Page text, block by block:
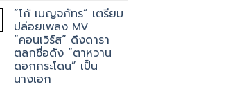
“โก้ เบญจภัทร” เตรียม
ปล่อยเพลง MV
“คอนเวิร์ส” ดึงดารา
ตลกชื่อดัง “ตาหวาน
ดอกกระโดน” เป็น
นางเอก